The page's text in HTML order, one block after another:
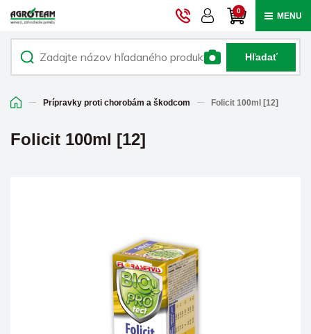
0 MENU
Hľadať
Prípravky proti chorobám a škodcom Folicit 100ml [12]
Folicit 100ml [12]